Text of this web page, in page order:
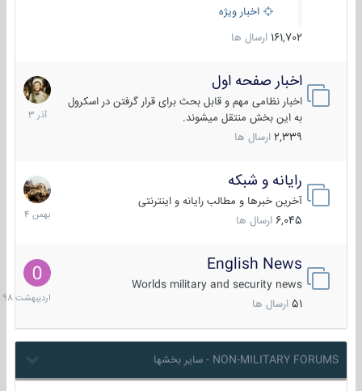
اخبار ویژه
161,702 ارسال ها
اخبار صفحه اول
اخبار نظامی مهم و قابل بحث برای قرار گرفتن در اسکرول
به این بخش منتقل میشوند.
2,339 ارسال ها
7
آذر
1403
رایانه و شبکه
آخرین خبرها و مطالب رایانه و اینترنتی
6,045 ارسال ها
30
بهمن
1404
English News
Worlds military and security news
51 ارسال ها
10
1398
NON-MILITARY FORUMS - سایر بخشها